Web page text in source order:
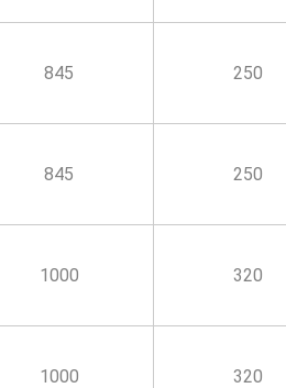
845 250
845 250
1000 320
1000 320